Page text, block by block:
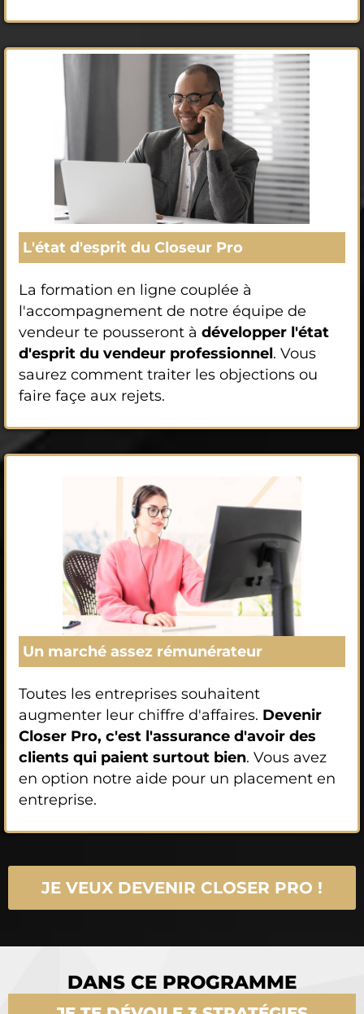
L'état d'esprit du Closeur Pro
La formation en ligne couplée à
l'accompagnement de notre équipe de
vendeur te pousseront à développer l'état
d'esprit du vendeur professionnel. Vous
saurez comment traiter les objections ou
faire façe aux rejets.
Un marché assez rémunérateur
Toutes les entreprises souhaitent
augmenter leur chiffre d'affaires. Devenir
Closer Pro, c'est l'assurance d'avoir des
clients qui paient surtout bien. Vous avez
en option notre aide pour un placement en
entreprise.
JE VEUX DEVENIR CLOSER PRO !
DANS CE PROGRAMME